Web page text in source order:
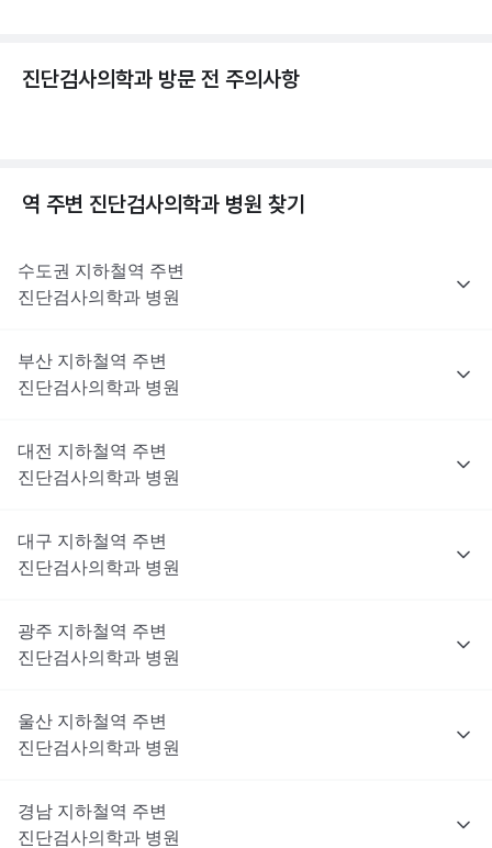
진단검사의학과 방문 전 주의사항
역 주변 진단검사의학과 병원 찾기
수도권 지하철역 주변
진단검사의학과 병원
부산 지하철역 주변
진단검사의학과 병원
대전 지하철역 주변
진단검사의학과 병원
대구 지하철역 주변
진단검사의학과 병원
광주 지하철역 주변
진단검사의학과 병원
울산 지하철역 주변
진단검사의학과 병원
경남 지하철역 주변
진단검사의학과 병원